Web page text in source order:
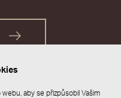
aby se přizpůsobil Vašim